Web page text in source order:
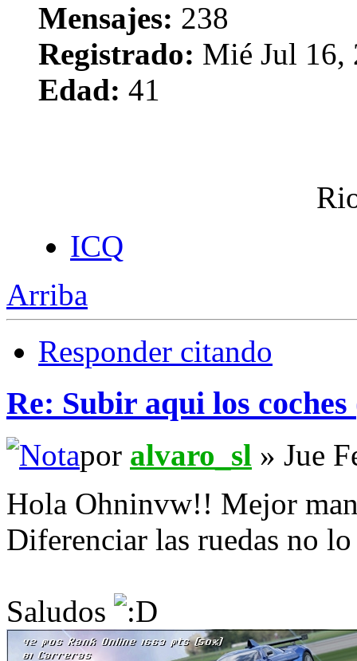
Mensajes: 238
Registrado: Mié Jul 16,
Edad: 41
ICQ
Arriba
Responder citando
Re: Subir aqui los
por alvaro_sl » Jue
Hola Ohninvw!! Mejor
Diferenciar las ruedas no
Saludos